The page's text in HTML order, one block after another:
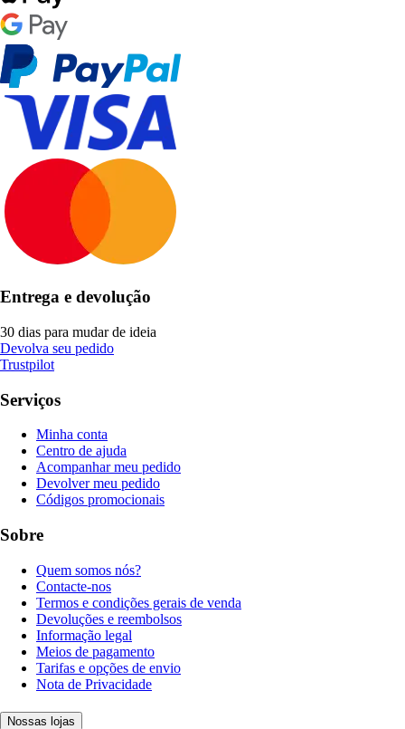
Entrega e devolução
30 dias para mudar de ideia
Devolva seu pedido
Trustpilot
Serviços
Minha conta
Centro de ajuda
Acompanhar meu pedido
Devolver meu pedido
Códigos promocionais
Sobre
Quem somos nós?
Contacte-nos
Termos e condições gerais de venda
Devoluções e reembolsos
Informação legal
Meios de pagamento
Tarifas e opções de envio
Nota de Privacidade
Nossas lojas